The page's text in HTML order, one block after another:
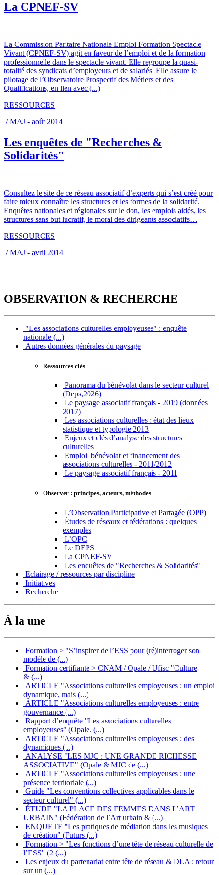
La CPNEF-SV
La Commission Paritaire Nationale Emploi Formation Spectacle
Vivant (CPNEF-SV) agit en faveur de l’emploi et de la formation
professionnelle dans le spectacle vivant. Elle regroupe la quasi-
totalité des syndicats d’employeurs et de salariés. Elle assure le
pilotage de l’Observatoire Prospectif des Métiers et des
Qualifications, en lien avec (...)
RESSOURCES
/ MAJ - août 2014
Les enquêtes de "Recherches &
Solidarités"
Consultez le site de ce réseau associatif d’experts qui s’est créé pour
faire mieux connaître les structures et les formes de la solidarité.
Enquêtes nationales et régionales sur le don, les emplois aidés, les
structures sans but lucratif, le moral des dirigeants associatifs…
RESSOURCES
/ MAJ - avril 2014
OBSERVATION & RECHERCHE
"Les associations culturelles employeuses" : enquête
nationale (...)
Autres données générales du paysage
Ressources clés
Panorama du bénévolat dans le secteur culturel
(Deps,2026)
Le paysage associatif français - 2019 (données
2017)
Les associations culturelles : état des lieux
statistique et typologie 2013
Enjeux et clés d’analyse des structures
culturelles
Emploi, bénévolat et financement des
associations culturelles - 2011/2012
Le paysage associatif français - 2011
Observer : principes, acteurs, méthodes
L’Observation Participative et Partagée (OPP)
Études de réseaux et fédérations : quelques
exemples
L’OPC
Le DEPS
La CPNEF-SV
Les enquêtes de "Recherches & Solidarités"
Eclairage / ressources par discipline
Initiatives
Recherche
À la une
Formation > "S’inspirer de l’ESS pour (ré)interroger son
modèle de (...)
Formation certifiante > CNAM / Opale / Ufisc "Culture
& (...)
ARTICLE "Associations culturelles employeuses : un emploi
dynamique, mais (...)
ARTICLE "Associations culturelles employeuses : entre
gouvernance (...)
Rapport d’enquête "Les associations culturelles
employeuses" (Opale. (...)
ARTICLE "Associations culturelles employeuses : des
dynamiques (...)
ANALYSE "LES MJC : UNE GRANDE RICHESSE
ASSOCIATIVE" (Opale & MJC de (...)
ARTICLE "Associations culturelles employeuses : une
présence territoriale (...)
Guide "Les conventions collectives applicables dans le
secteur culturel" (...)
ÉTUDE "LA PLACE DES FEMMES DANS L’ART
URBAIN" (Fédération de l’Art urbain & (...)
ENQUETE "Les pratiques de médiation dans les musiques
de création" (Futurs (...)
Formation > "Les fonctions d’une tête de réseau culturelle de
l’ESS" (2 (...)
Les enjeux du partenariat entre tête de réseau & DLA : retour
sur un (...)